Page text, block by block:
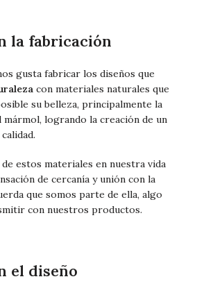
la fabricación
gusta fabricar los diseños que
con materiales naturales que
su belleza, principalmente la
mármol, logrando la creación de un
de estos materiales en nuestra vida
de cercanía y unión con la
que somos parte de ella, algo
con nuestros productos.
el diseño